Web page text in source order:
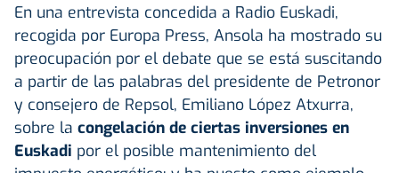
En una entrevista concedida a Radio Euskadi,
recogida por Europa Press, Ansola ha mostrado su
preocupación por el debate que se está suscitando
a partir de las palabras del presidente de Petronor
y consejero de Repsol, Emiliano López Atxurra,
sobre la congelación de ciertas inversiones en
Euskadi por el posible mantenimiento del